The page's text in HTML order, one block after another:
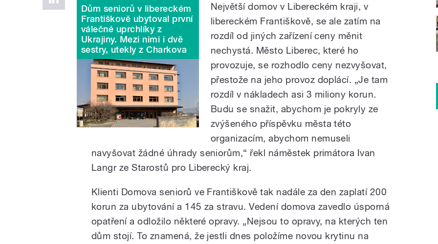
Dům seniorů v libereckém
Františkově ubytoval první
válečné uprchlíky z
Ukrajiny. Mezi nimi i dvě
sestry, utekly z Charkova
Největší domov v Libereckém kraji, v
libereckém Františkově, se ale zatím na
rozdíl od jiných zařízení ceny měnit
nechystá. Město Liberec, které ho
provozuje, se rozhodlo ceny nezvyšovat,
přestože na jeho provoz doplácí. „Je tam
rozdíl v nákladech asi 3 miliony korun.
Budu se snažit, abychom je pokryly ze
zvýšeného příspěvku města této
organizacím, abychom nemuseli
navyšovat žádné úhrady seniorům,“ řekl náměstek primátora Ivan
Langr ze Starostů pro Liberecký kraj.
Klienti Domova seniorů ve Františkově tak nadále za den zaplatí 200
korun za ubytování a 145 za stravu. Vedení domova zavedlo úsporná
opatření a odložilo některé opravy. „Nejsou to opravy, na kterých ten
dům stojí. To znamená, že jestli dnes položíme novou krytinu na